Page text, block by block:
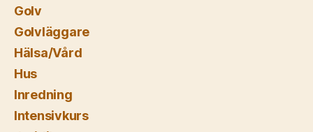
Golv
Golvläggare
Hälsa/Vård
Hus
Inredning
Intensivkurs